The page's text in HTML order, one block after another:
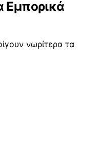
Εμπορικά
νωρίτερα τα